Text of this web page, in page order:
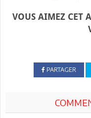
VOUS AIMEZ CET
PARTAGER